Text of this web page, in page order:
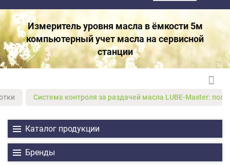
Измеритель уровня масла в ёмкости 5м
компьютерный учет масла на сервисной
станции
Система контроля за раздачей масла LUBE-Master:
Каталог продукции
Бренды